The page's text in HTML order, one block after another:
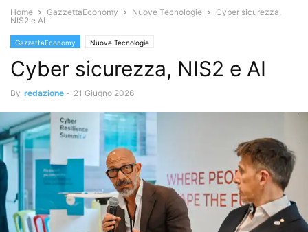
Home GazzettaEconomy Nuove Tecnologie
Cyber sicurezza,
NIS2 e AI
GazzettaEconomy Nuove Tecnologie
Cyber sicurezza, NIS2 e AI
By redazione - 21 Giugno 2026